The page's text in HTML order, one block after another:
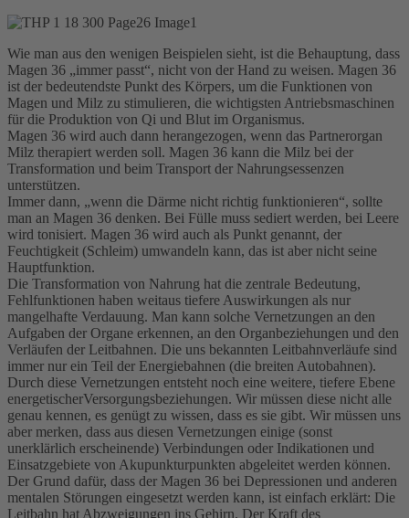
Wie man aus den wenigen Beispielen sieht, ist die Behauptung, dass
Magen 36 „immer passt“, nicht von der Hand zu weisen. Magen 36
ist der bedeutendste Punkt des Körpers, um die Funktionen von
Magen und Milz zu stimulieren, die wichtigsten Antriebsmaschinen
für die Produktion von Qi und Blut im Organismus.
Magen 36 wird auch dann herangezogen, wenn das Partnerorgan
Milz therapiert werden soll. Magen 36 kann die Milz bei der
Transformation und beim Transport der Nahrungsessenzen
unterstützen.
Immer dann, „wenn die Därme nicht richtig funktionieren“, sollte
man an Magen 36 denken. Bei Fülle muss sediert werden, bei Leere
wird tonisiert. Magen 36 wird auch als Punkt genannt, der
Feuchtigkeit (Schleim) umwandeln kann, das ist aber nicht seine
Hauptfunktion.
Die Transformation von Nahrung hat die zentrale Bedeutung,
Fehlfunktionen haben weitaus tiefere Auswirkungen als nur
mangelhafte Verdauung. Man kann solche Vernetzungen an den
Aufgaben der Organe erkennen, an den Organbeziehungen und den
Verläufen der Leitbahnen. Die uns bekannten Leitbahnverläufe sind
immer nur ein Teil der Energiebahnen (die breiten Autobahnen).
Durch diese Vernetzungen entsteht noch eine weitere, tiefere Ebene
energetischerVersorgungsbeziehungen. Wir müssen diese nicht alle
genau kennen, es genügt zu wissen, dass es sie gibt. Wir müssen uns
aber merken, dass aus diesen Vernetzungen einige (sonst
unerklärlich erscheinende) Verbindungen oder Indikationen und
Einsatzgebiete von Akupunkturpunkten abgeleitet werden können.
Der Grund dafür, dass der Magen 36 bei Depressionen und anderen
mentalen Störungen eingesetzt werden kann, ist einfach erklärt: Die
Leitbahn hat Abzweigungen ins Gehirn. Der Kraft des